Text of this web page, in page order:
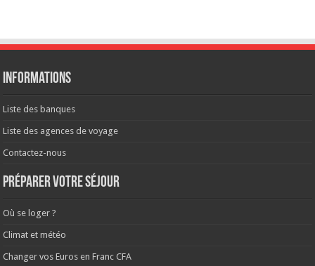
Informations
Liste des banques
Liste des agences de voyage
Contactez-nous
Préparer votre séjour
Où se loger ?
Climat et météo
Changer vos Euros en Franc CFA